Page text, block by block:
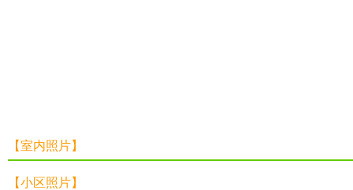
【室内照片】
【小区照片】